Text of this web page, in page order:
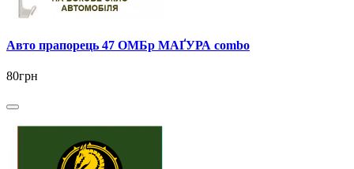
Авто прапорець 47 ОМБр МАҐУРА combo
80грн